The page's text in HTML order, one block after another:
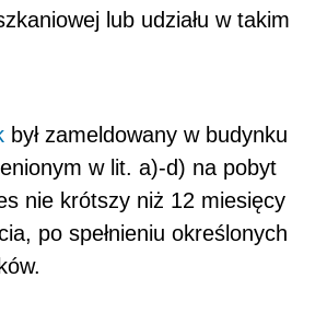
lub udziału w takim
był zameldowany w budynku
w lit. a)-d) na pobyt
nie krótszy niż 12 miesięcy
po spełnieniu określonych